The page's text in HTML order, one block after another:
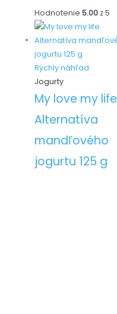
Hodnotenie5.00 z 5
Rýchly náhľad
Jogurty
My love my life
Alternatíva
mandľového
jogurtu 125 g